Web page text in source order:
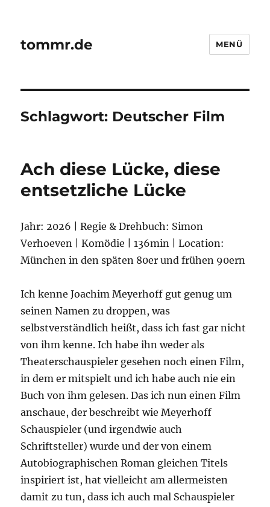
tommr.de MENÜ
Schlagwort: Deutscher Film
Ach diese Lücke, diese
entsetzliche Lücke
Jahr: 2026 | Regie & Drehbuch: Simon
Verhoeven | Komödie | 136min | Location:
München in den späten 80er und frühen 90ern
Ich kenne Joachim Meyerhoff gut genug um
seinen Namen zu droppen, was
selbstverständlich heißt, dass ich fast gar nicht
von ihm kenne. Ich habe ihn weder als
Theaterschauspieler gesehen noch einen Film,
in dem er mitspielt und ich habe auch nie ein
Buch von ihm gelesen. Das ich nun einen Film
anschaue, der beschreibt wie Meyerhoff
Schauspieler (und irgendwie auch
Schriftsteller) wurde und der von einem
Autobiographischen Roman gleichen Titels
inspiriert ist, hat vielleicht am allermeisten
damit zu tun, dass ich auch mal Schauspieler